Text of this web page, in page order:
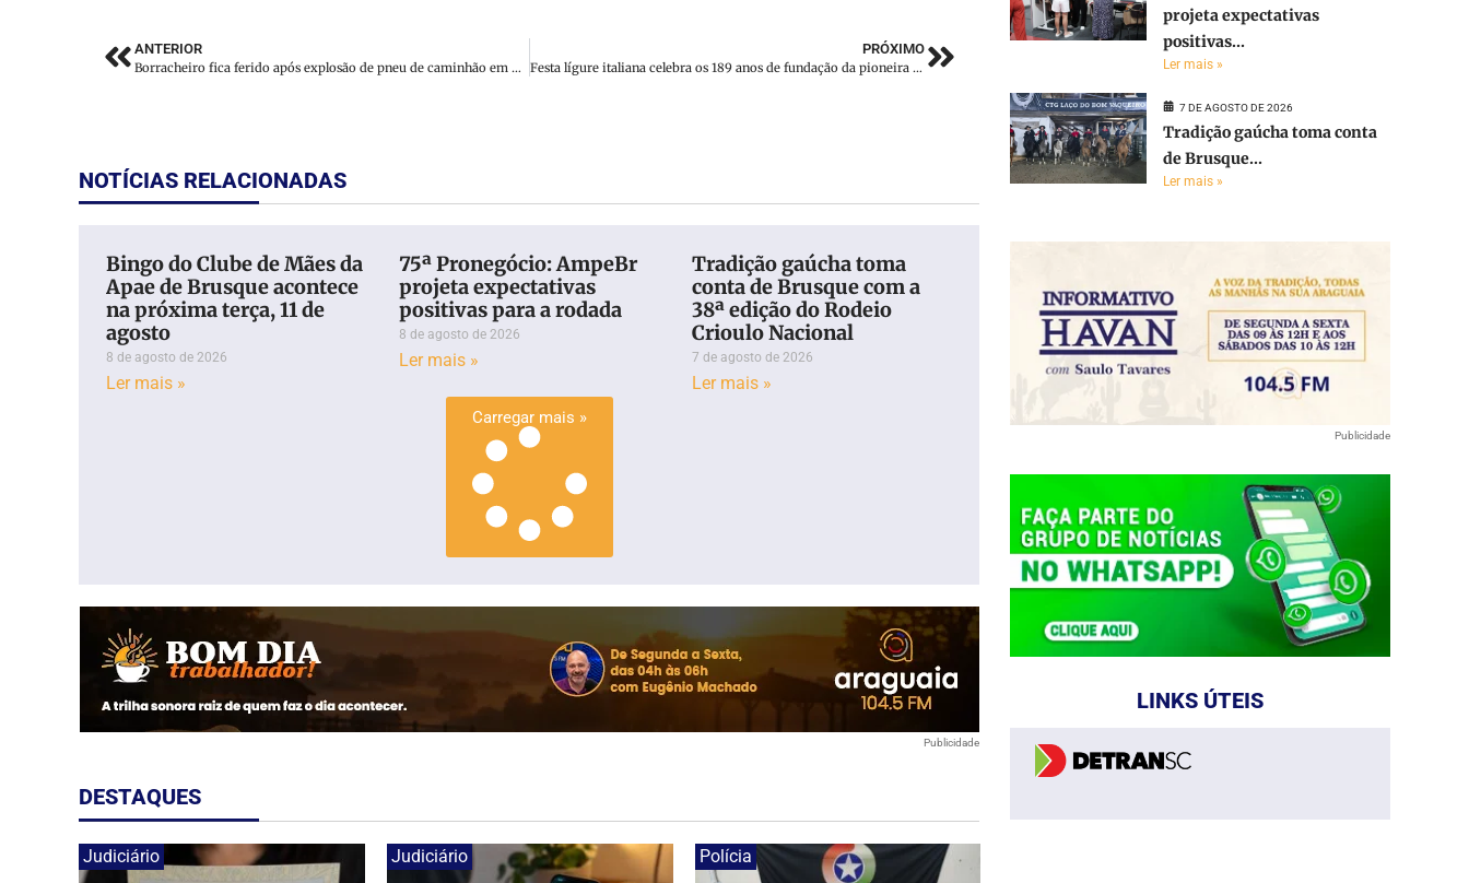
ANTERIOR
Borracheiro fica ferido após explosão de pneu de caminhão em Tijucas (SC)
PRÓXIMO
Festa lígure italiana celebra os 189 anos de fundação da pioneira Colônia Nova Itália
NOTÍCIAS RELACIONADAS
Bingo do Clube de Mães da
Apae de Brusque acontece
na próxima terça, 11 de
agosto
8 de agosto de 2026
Ler mais »
75ª Pronegócio: AmpeBr
projeta expectativas
positivas para a rodada
8 de agosto de 2026
Ler mais »
Tradição gaúcha toma
conta de Brusque com a
38ª edição do Rodeio
Crioulo Nacional
7 de agosto de 2026
Ler mais »
Carregar mais »
Publicidade
DESTAQUES
Judiciário Judiciário Polícia
projeta expectativas
positivas...
Ler mais »
7 DE AGOSTO DE 2026
Tradição gaúcha toma conta
de Brusque...
Ler mais »
Publicidade
LINKS ÚTEIS